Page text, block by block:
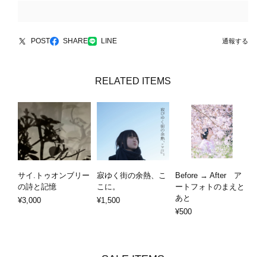
POST SHARE LINE 通報する
RELATED ITEMS
サイ.トゥオンブリー
の詩と記憶
¥3,000
寂ゆく街の余熱、こ
こに。
¥1,500
Before → After ア
ートフォトのまえと
あと
¥500